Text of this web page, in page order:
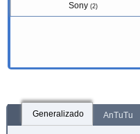
Sony(2)
Generalizado AnTuTu